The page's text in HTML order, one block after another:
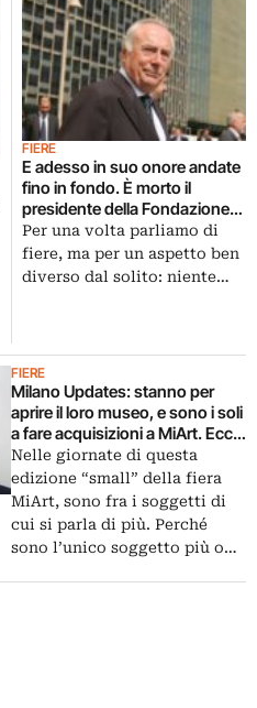
FIERE
E adesso in suo onore andate
fino in fondo. È morto il
presidente della Fondazione
Fiera Milano Gianpiero
Cantoni, ecco l’intervista in cui
presentava il nuovo museo
Per una volta parliamo di
fiere, ma per un aspetto ben
diverso dal solito: niente…
FIERE
Milano Updates: stanno per
aprire il loro museo, e sono i soli
a fare acquisizioni a MiArt. Ecco
la videointervista al presidente
della Fondazione Fiera Milano
Giampiero Cantoni
Nelle giornate di questa
edizione “small” della fiera
MiArt, sono fra i soggetti di
cui si parla di più. Perché
sono l’unico soggetto più o…